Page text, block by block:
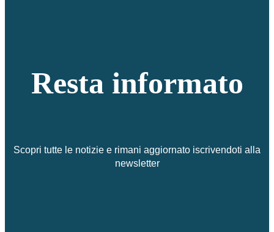
Resta informato
Scopri tutte le notizie e rimani aggiornato iscrivendoti alla
newsletter